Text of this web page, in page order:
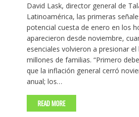
David Lask, director general de
Latinoamérica, las primeras
potencial cuesta de enero en los
aparecieron desde noviembre,
esenciales volvieron a presionar el
millones de familias. “Primero
que la inflación general cerró
anual; los…
READ MORE